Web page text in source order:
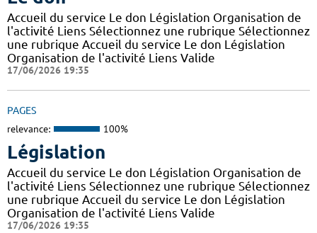
Accueil du service Le don Législation Organisation de
l'activité Liens Sélectionnez une rubrique Sélectionnez
une rubrique Accueil du service Le don Législation
Organisation de l'activité Liens Valide
17/06/2026 19:35
PAGES
relevance: 100%
Législation
Accueil du service Le don Législation Organisation de
l'activité Liens Sélectionnez une rubrique Sélectionnez
une rubrique Accueil du service Le don Législation
Organisation de l'activité Liens Valide
17/06/2026 19:35